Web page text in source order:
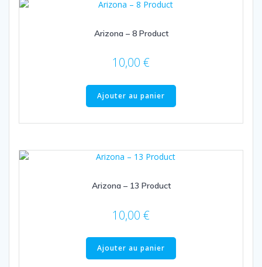
Arizona – 8 Product
10,00 €
Ajouter au panier
Arizona – 13 Product
10,00 €
Ajouter au panier